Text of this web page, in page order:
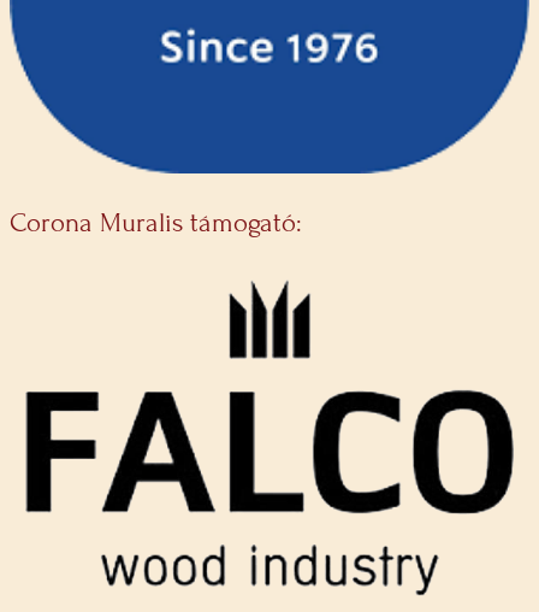
Corona Muralis támogató: